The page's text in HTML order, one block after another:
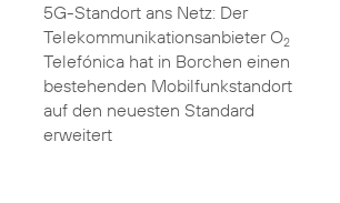
5G-Standort ans Netz: Der
Telekommunikationsanbieter O2
Telefónica hat in Borchen einen
bestehenden Mobilfunkstandort
auf den neuesten Standard
erweitert